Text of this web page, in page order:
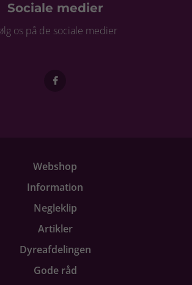
Sociale medier
os på de sociale medier
Webshop
Information
Negleklip
Artikler
Dyreafdelingen
Gode råd